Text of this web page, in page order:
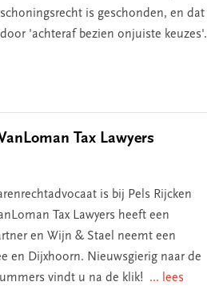
is geschonden, en dat
'achteraf bezien onjuiste keuzes'.
Tax Lawyers
is bij Pels Rijcken
Tax Lawyers heeft een
en Wijn & Stael neemt een
en Dijxhoorn. Nieuwsgierig naar de
vindt u na de klik! ... lees